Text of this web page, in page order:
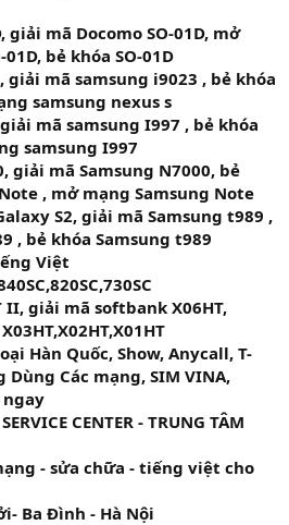
giải mã Docomo SO-01D, mở
bẻ khóa SO-01D
giải mã samsung i9023 , bẻ khóa
samsung nexus s
mã samsung I997 , bẻ khóa
samsung I997
giải mã Samsung N7000, bẻ
, mở mạng Samsung Note
S2, giải mã Samsung t989 ,
, bẻ khóa Samsung t989
Việt
giải mã softbank X06HT,
Hàn Quốc, Show, Anycall, T-
Dùng Các mạng, SIM VINA,
ngay
CENTER - TRUNG TÂM
- sửa chữa - tiếng việt cho
Ba Đình - Hà Nội